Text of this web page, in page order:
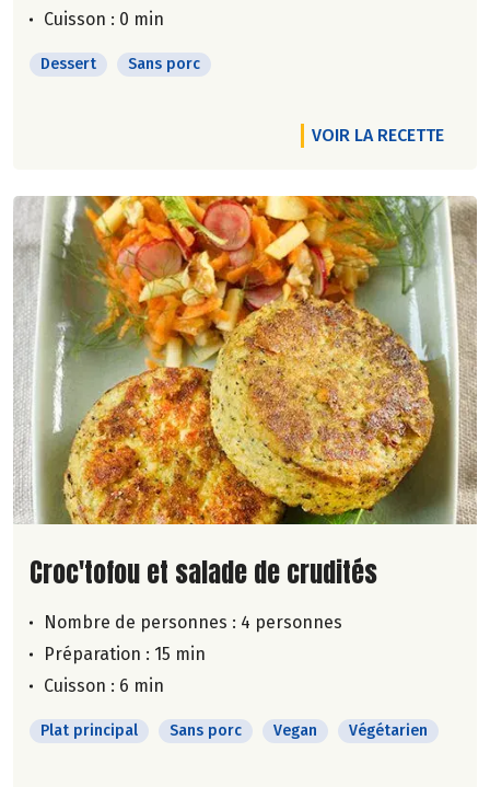
Cuisson : 0 min
Dessert Sans porc
VOIR LA RECETTE
Lire la suite de la recette
Croc'tofou et salade de crudités
Nombre de personnes : 4 personnes
Préparation : 15 min
Cuisson : 6 min
Plat principal Sans porc Vegan Végétarien